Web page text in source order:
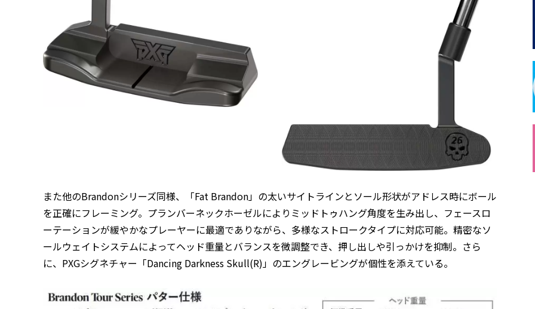
また他のBrandonシリーズ同様、「Fat Brandon」の太いサイトラインとソール形状がアドレス時にボール
を正確にフレーミング。プランバーネックホーゼルによりミッドトゥハング角度を生み出し、フェースロ
ーテーションが緩やかなプレーヤーに最適でありながら、多様なストロークタイプに対応可能。精密なソ
ールウェイトシステムによってヘッド重量とバランスを微調整でき、押し出しや引っかけを抑制。さら
に、PXGシグネチャー「Dancing Darkness Skull(R)」のエングレービングが個性を添えている。